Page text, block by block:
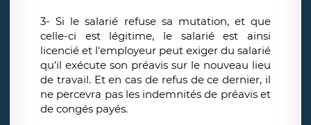
3- Si le salarié refuse sa mutation, et que
celle-ci est légitime, le salarié est ainsi
licencié et l'employeur peut exiger du salarié
qu'il exécute son préavis sur le nouveau lieu
de travail. Et en cas de refus de ce dernier, il
ne percevra pas les indemnités de préavis et
de congés payés.